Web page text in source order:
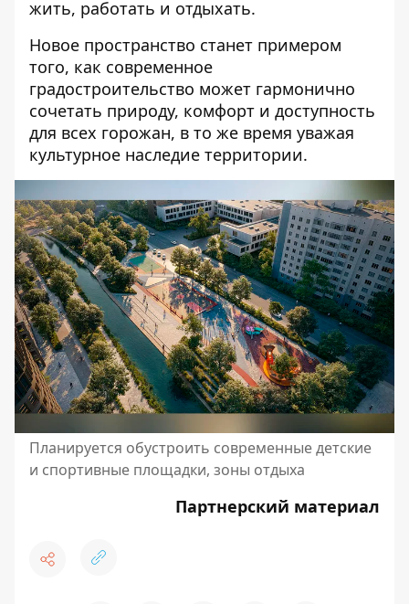
жить, работать и отдыхать.
Новое пространство станет примером
того, как современное
градостроительство может гармонично
сочетать природу, комфорт и доступность
для всех горожан, в то же время уважая
культурное наследие территории.
Планируется обустроить современные детские
и спортивные площадки, зоны отдыха
Партнерский материал